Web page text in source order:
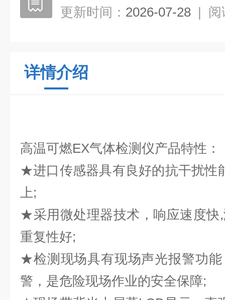
更新时间： 2026-07-28 | 阅
详情介绍
高温可燃EX气体检测仪产品特性：
★进口传感器具有良好的抗干扰性
上;
★采用微处理器技术，响应速度快
重复性好;
★检测现场具有现场声光报警功
警，是危险现场作业的安全保障;